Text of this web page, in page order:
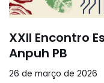
XXII Encontro
Anpuh PB
26 de março de 2026